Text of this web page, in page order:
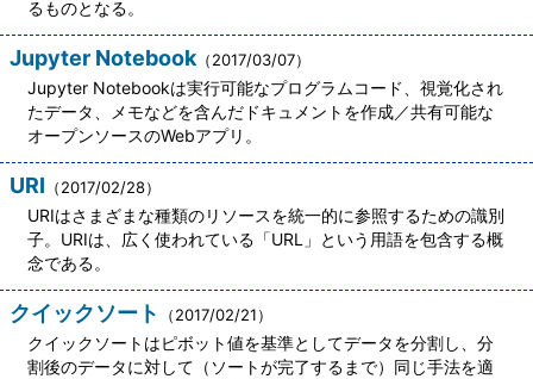
るものとなる。
Jupyter Notebook （2017/03/07）
Jupyter Notebookは実行可能なプログラムコード、視覚化され
たデータ、メモなどを含んだドキュメントを作成／共有可能な
オープンソースのWebアプリ。
URI （2017/02/28）
URIはさまざまな種類のリソースを統一的に参照するための識別
子。URIは、広く使われている「URL」という用語を包含する概
念である。
クイックソート （2017/02/21）
クイックソートはピボット値を基準としてデータを分割し、分
割後のデータに対して（ソートが完了するまで）同じ手法を適